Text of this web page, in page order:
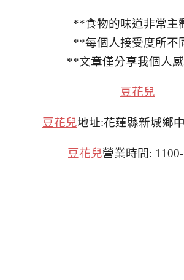
**食物的味道非常主
**每個人接受度所不
**文章僅分享我個人
豆花兒
豆花兒地址:花蓮縣新城鄉
豆花兒營業時間: